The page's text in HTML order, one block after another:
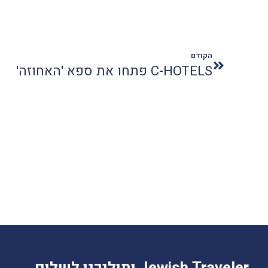
הקודם
C-HOTELS פתחו את ספא 'האחוזה'